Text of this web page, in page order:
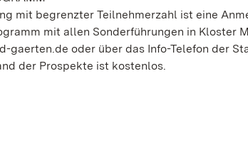
mit begrenzter Teilnehmerzahl ist eine
mit allen Sonderführungen in
gaerten.de oder über das Info-Telefon der
der Prospekte ist kostenlos.